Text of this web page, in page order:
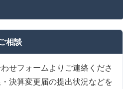
相談
せフォームよりご連絡くださ
決算変更届の提出状況などを